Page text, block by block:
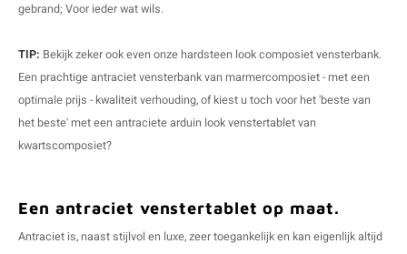
gebrand; Voor ieder wat wils.
TIP: Bekijk zeker ook even onze hardsteen look composiet vensterbank.
Een prachtige antraciet vensterbank van marmercomposiet - met een
optimale prijs - kwaliteit verhouding, of kiest u toch voor het 'beste van
het beste' met een antraciete arduin look venstertablet van
kwartscomposiet?
Een antraciet venstertablet op maat.
Antraciet is, naast stijlvol en luxe, zeer toegankelijk en kan eigenlijk altijd